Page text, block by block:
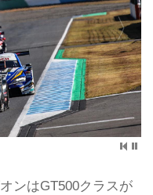
ンはGT500クラスが